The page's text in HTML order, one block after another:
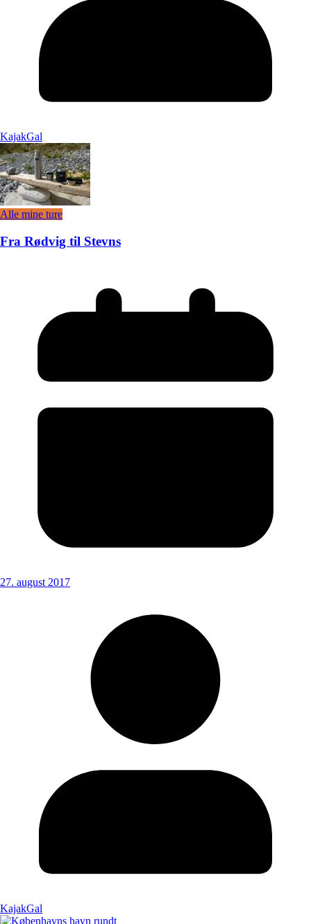
KajakGal
Alle mine ture
Fra Rødvig til Stevns
27. august 2017
KajakGal